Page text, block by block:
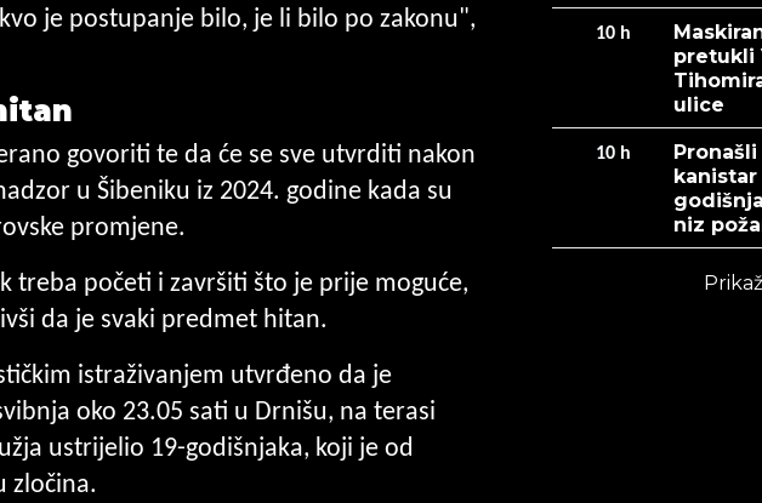
je postupanje bilo, je li bilo po zakonu",
govoriti te da će se sve utvrditi nakon
u Šibeniku iz 2024. godine kada su
promjene.
treba početi i završiti što je prije moguće,
da je svaki predmet hitan.
istraživanjem utvrđeno da je
oko 23.05 sati u Drnišu, na terasi
ustrijelio 19-godišnjaka, koji je od
zločina.
10 h
pretukli
ulice
10 h
niz